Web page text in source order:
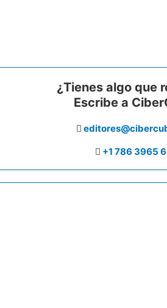
¿Tienes algo que
Escribe a
+1 786 3965